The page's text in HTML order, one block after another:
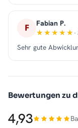
F Fabian P.
Sehr gute
Bewertungen zu
4,93